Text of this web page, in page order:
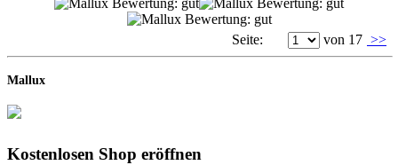
Seite: von 17 >>
Mallux
Kostenlosen Shop eröffnen